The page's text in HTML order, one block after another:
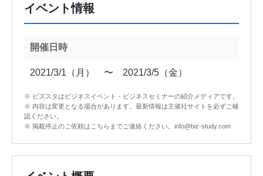
イベント情報
開催日時
2021/3/1（月） 〜 2021/3/5（金）
※ ビズスタはビジネスイベント・ビジネスセミナーの紹介メディアです。
※ 内容は変更となる場合があります。最新情報は主催社サイトを必ずご確
認ください。
※ 掲載停止のご依頼はこちらまでご連絡ください。info@biz-study.com